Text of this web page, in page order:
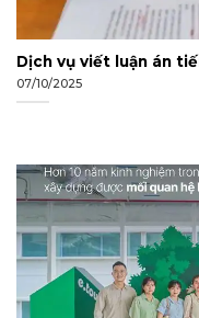
Dịch vụ viết luận án
07/10/2025